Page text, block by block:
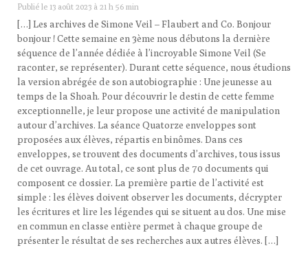
Publié le 13 août 2023 à 21 h 56 min
[…] Les archives de Simone Veil – Flaubert and Co. Bonjour
bonjour ! Cette semaine en 3ème nous débutons la dernière
séquence de l’année dédiée à l’incroyable Simone Veil (Se
raconter, se représenter). Durant cette séquence, nous étudions
la version abrégée de son autobiographie : Une jeunesse au
temps de la Shoah. Pour découvrir le destin de cette femme
exceptionnelle, je leur propose une activité de manipulation
autour d’archives. La séance Quatorze enveloppes sont
proposées aux élèves, répartis en binômes. Dans ces
enveloppes, se trouvent des documents d’archives, tous issus
de cet ouvrage. Au total, ce sont plus de 70 documents qui
composent ce dossier. La première partie de l’activité est
simple : les élèves doivent observer les documents, décrypter
les écritures et lire les légendes qui se situent au dos. Une mise
en commun en classe entière permet à chaque groupe de
présenter le résultat de ses recherches aux autres élèves. […]